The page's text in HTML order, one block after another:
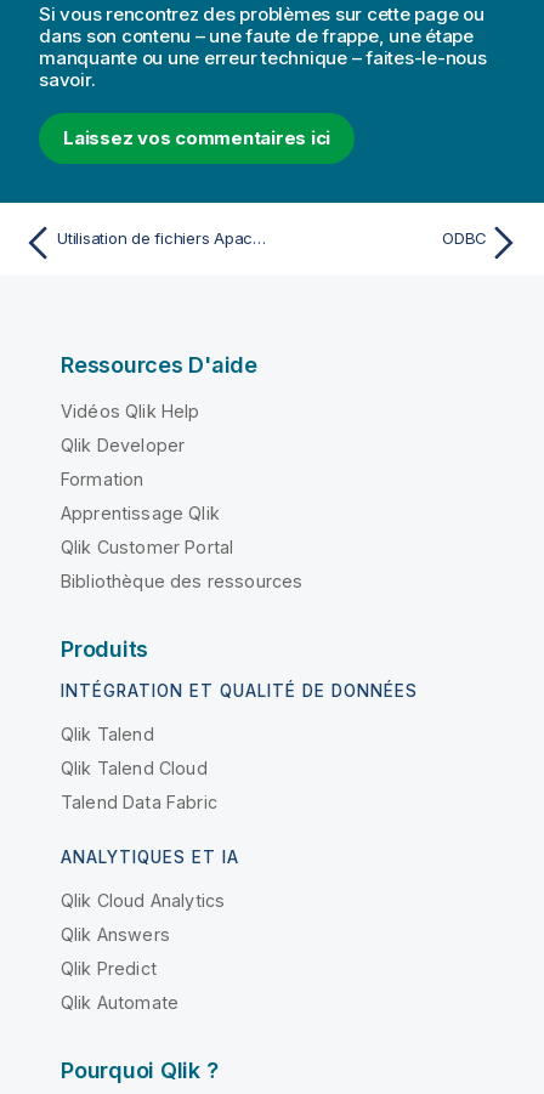
Si vous rencontrez des problèmes sur cette page ou
dans son contenu – une faute de frappe, une étape
manquante ou une erreur technique – faites-le-nous
savoir.
Laissez vos commentaires ici
Utilisation de fichiers Apache Parquet ODBC
Ressources D'aide
Vidéos Qlik Help
Qlik Developer
Formation
Apprentissage Qlik
Qlik Customer Portal
Bibliothèque des ressources
Produits
INTÉGRATION ET QUALITÉ DE DONNÉES
Qlik Talend
Qlik Talend Cloud
Talend Data Fabric
ANALYTIQUES ET IA
Qlik Cloud Analytics
Qlik Answers
Qlik Predict
Qlik Automate
Pourquoi Qlik ?